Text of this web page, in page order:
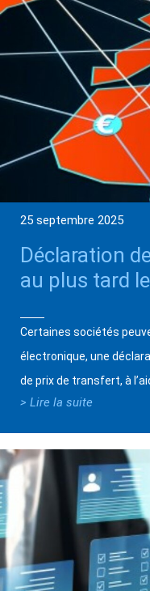
25 septembre 2025
Déclaration
au plus tard
Certaines sociétés
électronique, une
de prix de transfert, à
> Lire la suite